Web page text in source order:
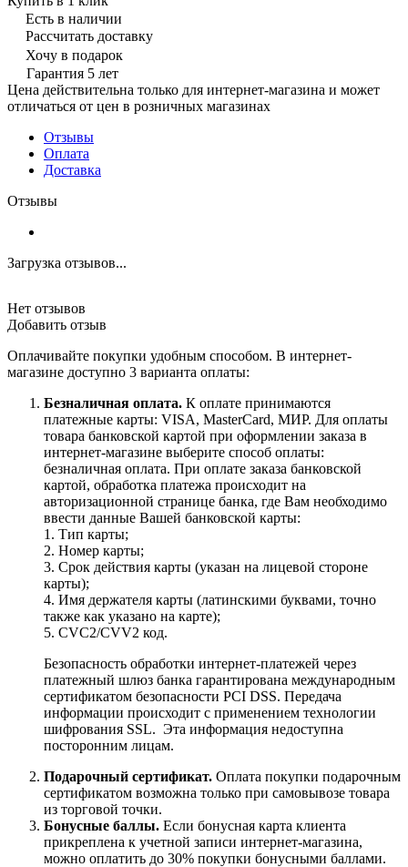
Есть в наличии
Рассчитать доставку
Хочу в подарок
Гарантия 5 лет
Цена действительна только для интернет-магазина и может
отличаться от цен в розничных магазинах
Отзывы
Оплата
Доставка
Отзывы
Загрузка отзывов...
Нет отзывов
Добавить отзыв
Оплачивайте покупки удобным способом. В интернет-
магазине доступно 3 варианта оплаты:
Безналичная оплата. К оплате принимаются
платежные карты: VISA, MasterCard, МИР. Для оплаты
товара банковской картой при оформлении заказа в
интернет-магазине выберите способ оплаты:
безналичная оплата. При оплате заказа банковской
картой, обработка платежа происходит на
авторизационной странице банка, где Вам необходимо
ввести данные Вашей банковской карты:
1. Тип карты;
2. Номер карты;
3. Срок действия карты (указан на лицевой стороне
карты);
4. Имя держателя карты (латинскими буквами, точно
также как указано на карте);
5. CVC2/CVV2 код.
Безопасность обработки интернет-платежей через
платежный шлюз банка гарантирована международным
сертификатом безопасности PCI DSS. Передача
информации происходит с применением технологии
шифрования SSL. Эта информация недоступна
посторонним лицам.
Подарочный сертификат. Оплата покупки подарочным
сертификатом возможна только при самовывозе товара
из торговой точки.
Бонусные баллы. Если бонусная карта клиента
прикреплена к учетной записи интернет-магазина,
можно оплатить до 30% покупки бонусными баллами.